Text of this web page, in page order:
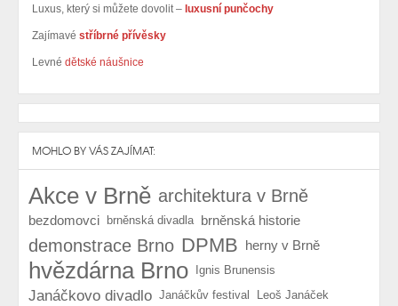
Luxus, který si můžete dovolit – luxusní punčochy
Zajímavé stříbrné přívěsky
Levné dětské náušnice
MOHLO BY VÁS ZAJÍMAT:
Akce v Brně architektura v Brně
bezdomovci brněnská divadla brněnská historie
demonstrace Brno DPMB herny v Brně
hvězdárna Brno Ignis Brunensis
Janáčkovo divadlo Janáčkův festival Leoš Janáček